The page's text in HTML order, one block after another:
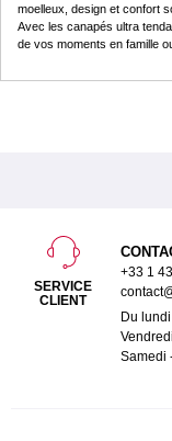
moelleux, design et confort
Avec les canapés ultra
de vos moments en famille
SERVICE
CLIENT
+33 1
Du
Samedi